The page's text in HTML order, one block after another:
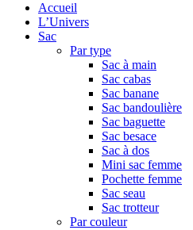
Accueil
L’Univers
Sac
Par type
Sac à main
Sac cabas
Sac banane
Sac bandoulière
Sac baguette
Sac besace
Sac à dos
Mini sac femme
Pochette femme
Sac seau
Sac trotteur
Par couleur